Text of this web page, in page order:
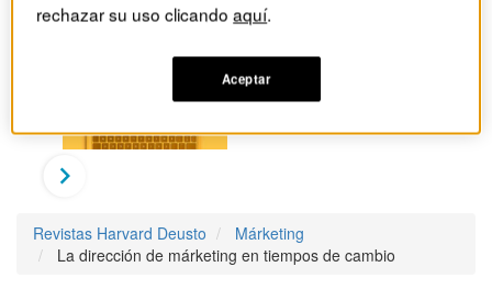
Revistas Harvard Deusto
Márketing
La dirección de márketing en tiempos de cambio
rechazar su uso clicandoaquí.
Aceptar